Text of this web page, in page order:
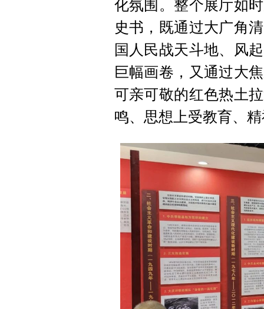
化氛围。整个展厅如
史书，既通过大广角
国人民战天斗地、风
巨幅画卷，又通过大
可亲可敬的红色热土
鸣、思想上受教育、